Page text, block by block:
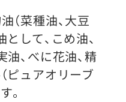
（菜種油、大豆
して、こめ油、
油、べに花油、精
ピュアオリーブ
。